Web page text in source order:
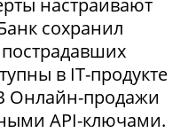
сохранил
в IT-продукте
Онлайн-продажи
API-ключами.